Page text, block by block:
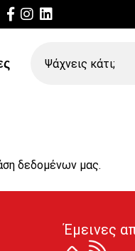
κάτι;
δεδομένων μας.
Έμεινες